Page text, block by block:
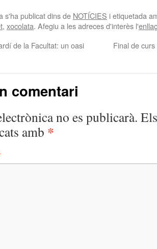
s'ha publicat dins de NOTÍCIES i etiquetada
, xocolata. Afegiu a les adreces d'interès l'
de la Facultat: un oasi
Final de
comentari
no es publicarà.
amb *